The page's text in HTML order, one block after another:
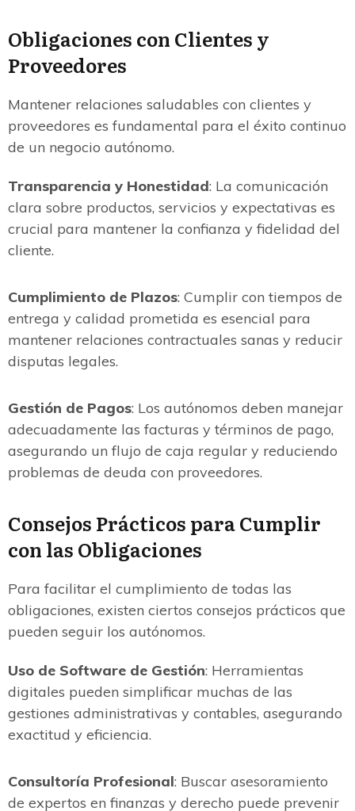
Obligaciones con Clientes y
Proveedores
Mantener relaciones saludables con clientes y
proveedores es fundamental para el éxito continuo
de un negocio autónomo.
Transparencia y Honestidad: La comunicación
clara sobre productos, servicios y expectativas es
crucial para mantener la confianza y fidelidad del
cliente.
Cumplimiento de Plazos: Cumplir con tiempos de
entrega y calidad prometida es esencial para
mantener relaciones contractuales sanas y reducir
disputas legales.
Gestión de Pagos: Los autónomos deben manejar
adecuadamente las facturas y términos de pago,
asegurando un flujo de caja regular y reduciendo
problemas de deuda con proveedores.
Consejos Prácticos para Cumplir
con las Obligaciones
Para facilitar el cumplimiento de todas las
obligaciones, existen ciertos consejos prácticos que
pueden seguir los autónomos.
Uso de Software de Gestión: Herramientas
digitales pueden simplificar muchas de las
gestiones administrativas y contables, asegurando
exactitud y eficiencia.
Consultoría Profesional: Buscar asesoramiento
de expertos en finanzas y derecho puede prevenir